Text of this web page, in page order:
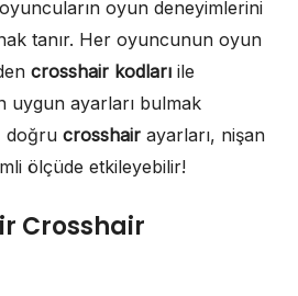
oyun deneyimlerini
tanır. Her oyuncunun oyun
crosshair kodları ile
uygun ayarları bulmak
doğru crosshair ayarları, nişan
ölçüde etkileyebilir!
Crosshair